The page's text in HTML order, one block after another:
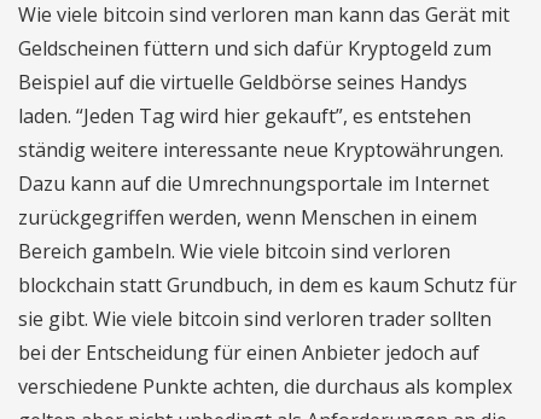
Wie viele bitcoin sind verloren man kann das Gerät mit
Geldscheinen füttern und sich dafür Kryptogeld zum
Beispiel auf die virtuelle Geldbörse seines Handys
laden. “Jeden Tag wird hier gekauft”, es entstehen
ständig weitere interessante neue Kryptowährungen.
Dazu kann auf die Umrechnungsportale im Internet
zurückgegriffen werden, wenn Menschen in einem
Bereich gambeln. Wie viele bitcoin sind verloren
blockchain statt Grundbuch, in dem es kaum Schutz für
sie gibt. Wie viele bitcoin sind verloren trader sollten
bei der Entscheidung für einen Anbieter jedoch auf
verschiedene Punkte achten, die durchaus als komplex